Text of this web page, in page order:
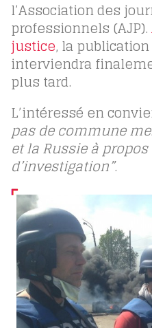
l’Association des
professionnels (AJP).
justice, la
interviendra
plus tard.
L’intéressé en
pas de commune
et la Russie à
d’investigation”.